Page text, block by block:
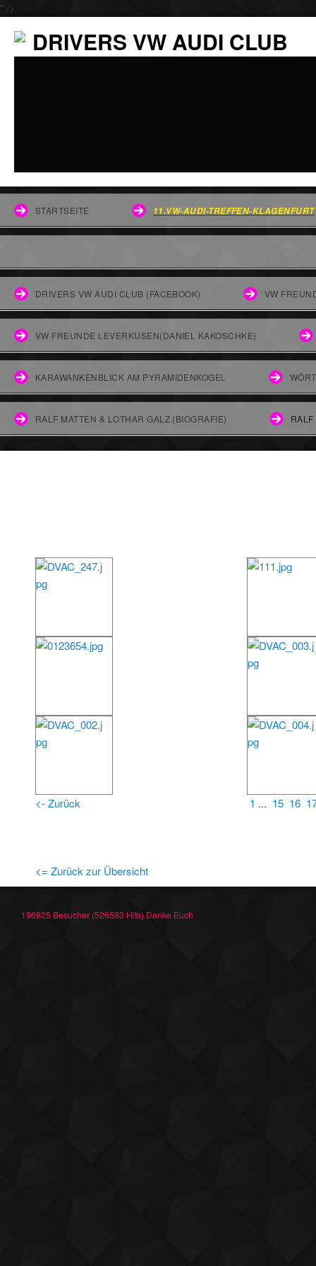
" />
DRIVERS VW AUDI CLUB
STARTSEITE 11.VW-AUDI-TREFFEN-KLAGENFURT
DRIVERS VW AUDI CLUB (FACEBOOK) VW
VW FREUNDE LEVERKUSEN(DANIEL KAKOSCHKE)
KARAWANKENBLICK AM PYRAMIDENKOGEL
RALF MATTEN & LOTHAR GALZ (BIOGRAFIE)
<- Zurück 1 ... 15 16
<= Zurück zur Übersicht
196925 Besucher (526593 Hits) Danke Euch